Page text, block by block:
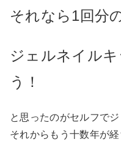
それなら1回分
ジェルネイル
う！
と思ったのがセルフで
それからもう十数年が経